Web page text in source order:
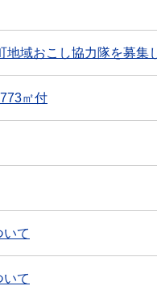
地域おこし協力隊を募集
㎡付
て
て